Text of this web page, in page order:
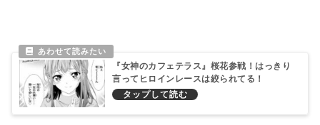
『女神のカフェテラス』桜花参戦！はっきり
言ってヒロインレースは絞られてる！